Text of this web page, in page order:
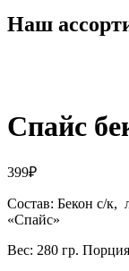
Наш
Спайс
399₽
Состав: Бекон с/к,
«Спайс»
Вес: 280 гр.